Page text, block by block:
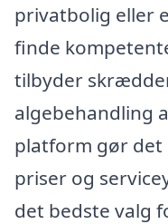
privatbolig eller
finde
tilbyder
algebehandling
platform gør det
priser og
det bedste valg